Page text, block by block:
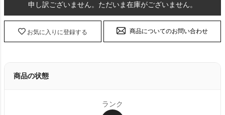
申し訳ございません。ただいま在庫がございません。
お気に入りに登録する 商品についてのお問い合わせ
商品の状態
ランク